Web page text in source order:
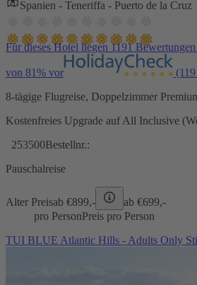
Spanien - Teneriffa - Puerto de la Cruz
Für dieses Hotel liegen 1191
von 81% vor
8-tägige Flugreise, Doppelzimmer
Kostenfreies Upgrade auf All Inclusive
253500Bestellnr.:
Pauschalreise
Alter Preisab €899,- ab €699,-
pro PersonPreis pro Person
TUI BLUE Atlantic Hills - Adults Only